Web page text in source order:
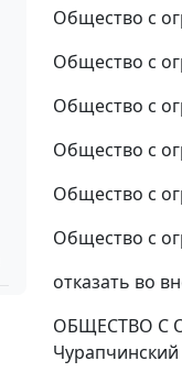
Общество с
Общество с
Общество с
Общество с
Общество с
Общество с
отказать во
ОБЩЕСТВО С
Чурапчинский